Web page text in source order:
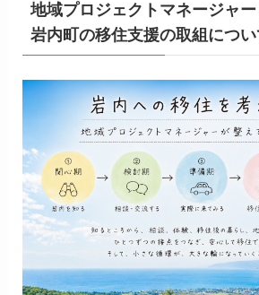
地域プロジェクトマネージャ
岩内町の移住支援の取組につ